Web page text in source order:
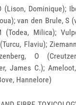
(Lison, Dominique);
van den Brule, S
(Todea, Milica);
Flaviu);
O
James C.);
Hannelore)